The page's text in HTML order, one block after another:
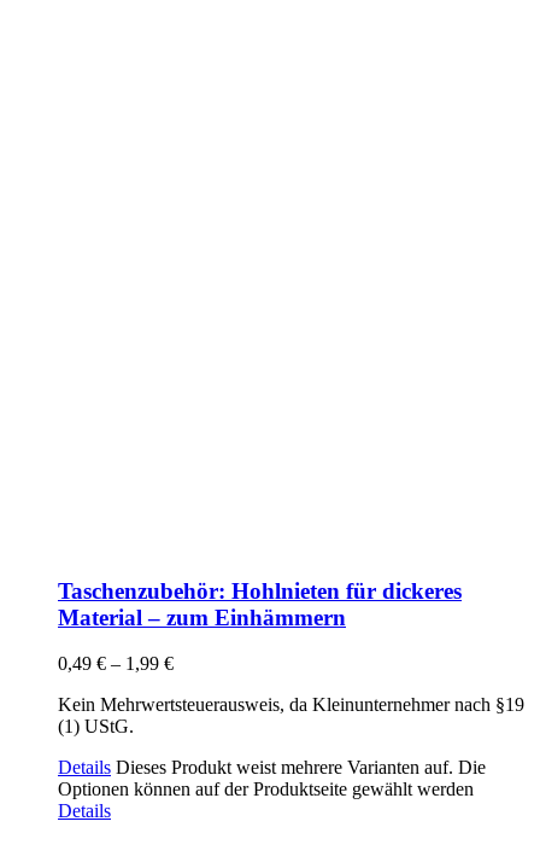
Taschenzubehör: Hohlnieten für dickeres
Material – zum Einhämmern
0,49 € – 1,99 €
Kein Mehrwertsteuerausweis, da Kleinunternehmer nach §19
(1) UStG.
Details Dieses Produkt weist mehrere Varianten auf. Die
Optionen können auf der Produktseite gewählt werden
Details